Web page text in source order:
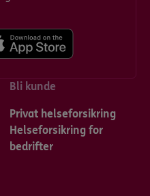
Bli kunde
Privat helseforsikring
Helseforsikring for
bedrifter